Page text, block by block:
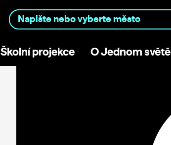
Školní projekce O Jednom světě